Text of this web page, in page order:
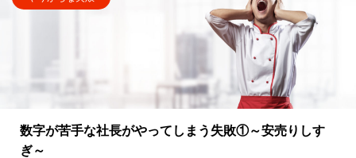
数字が苦手な社長がやってしまう失敗①～安売りしす
ぎ～